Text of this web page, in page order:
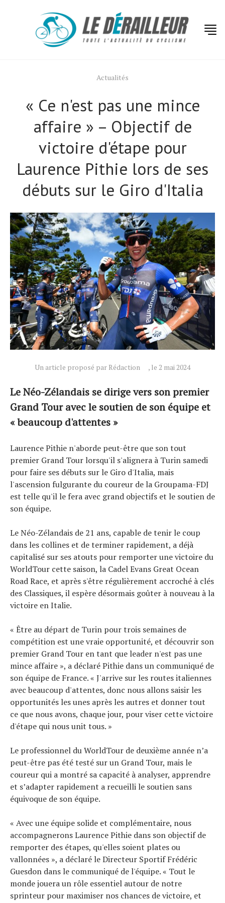
Actualités
« Ce n'est pas une mince
affaire » – Objectif de
victoire d'étape pour
Laurence Pithie lors de ses
débuts sur le Giro d'Italia
Un article proposé par Rédaction , le 2 mai 2024
Le Néo-Zélandais se dirige vers son premier
Grand Tour avec le soutien de son équipe et
« beaucoup d'attentes »
Laurence Pithie n'aborde peut-être que son tout
premier Grand Tour lorsqu'il s'alignera à Turin samedi
pour faire ses débuts sur le Giro d'Italia, mais
l'ascension fulgurante du coureur de la Groupama-FDJ
est telle qu'il le fera avec grand objectifs et le soutien de
son équipe.
Le Néo-Zélandais de 21 ans, capable de tenir le coup
dans les collines et de terminer rapidement, a déjà
capitalisé sur ses atouts pour remporter une victoire du
WorldTour cette saison, la Cadel Evans Great Ocean
Road Race, et après s'être régulièrement accroché à clés
des Classiques, il espère désormais goûter à nouveau à la
victoire en Italie.
« Être au départ de Turin pour trois semaines de
compétition est une vraie opportunité, et découvrir son
premier Grand Tour en tant que leader n'est pas une
mince affaire », a déclaré Pithie dans un communiqué de
son équipe de France. « J'arrive sur les routes italiennes
avec beaucoup d'attentes, donc nous allons saisir les
opportunités les unes après les autres et donner tout
ce que nous avons, chaque jour, pour viser cette victoire
d'étape qui nous unit tous. »
Le professionnel du WorldTour de deuxième année n’a
peut-être pas été testé sur un Grand Tour, mais le
coureur qui a montré sa capacité à analyser, apprendre
et s’adapter rapidement a recueilli le soutien sans
équivoque de son équipe.
« Avec une équipe solide et complémentaire, nous
accompagnerons Laurence Pithie dans son objectif de
remporter des étapes, qu'elles soient plates ou
vallonnées », a déclaré le Directeur Sportif Frédéric
Guesdon dans le communiqué de l'équipe. « Tout le
monde jouera un rôle essentiel autour de notre
sprinteur pour maximiser nos chances de victoire, et
Actualités
Tests de produits
Tous nos articles